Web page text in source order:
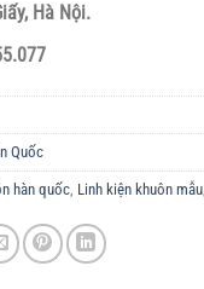
Hà Nội.
Quốc
hàn quốc Linh kiện khuôn mẫu